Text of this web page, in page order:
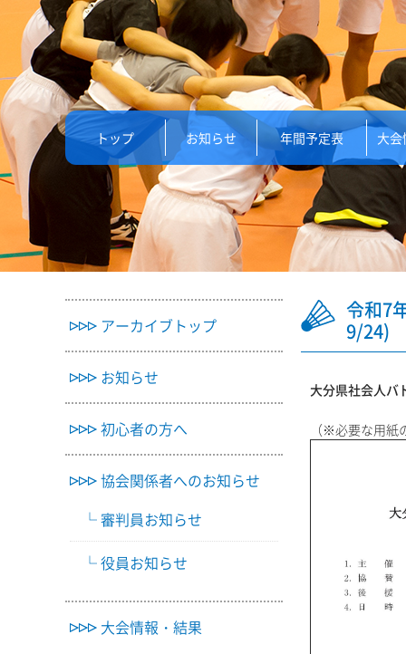
トップ お知らせ 年間予定表 大
アーカイブトップ
お知らせ
初心者の方へ
協会関係者へのお知らせ
審判員お知らせ
役員お知らせ
大会情報・結果
令和7
9/24)
大分県社会人バ
（※必要な用